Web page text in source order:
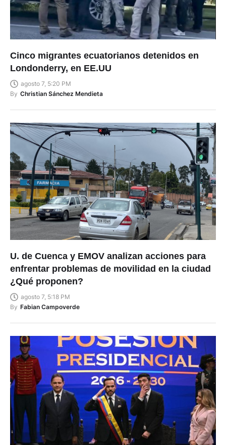
Cinco migrantes ecuatorianos detenidos en
Londonderry, en EE.UU
agosto 7, 5:20 PM
By Christian Sánchez Mendieta
U. de Cuenca y EMOV analizan acciones para
enfrentar problemas de movilidad en la ciudad
¿Qué proponen?
agosto 7, 5:18 PM
By Fabian Campoverde